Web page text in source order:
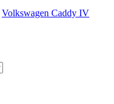
Volkswagen Caddy IV